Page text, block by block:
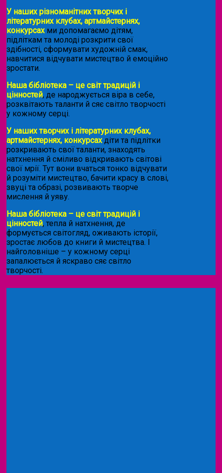
У наших різноманітних творчих і
літературних клубах, артмайстернях,
конкурсахми допомагаємо дітям,
підліткам та молоді розкрити свої
здібності, сформувати художній смак,
навчитися відчувати мистецтво й емоційно
зростати.
Наша бібліотека – це світ традицій і
цінностей, де народжується віра в себе,
розквітають таланти й сяє світло творчості
у кожному серці.
У наших творчих і літературних клубах,
артмайстернях, конкурсахдіти та підлітки
розкривають свої таланти, знаходять
натхнення й сміливо відкривають світові
свої мрії. Тут вони вчаться тонко відчувати
й розуміти мистецтво, бачити красу в слові,
звуці та образі, розвивають творче
мислення й уяву.
Наша бібліотека – це світ традицій і
цінностей, тепла й натхнення, де
формується світогляд, оживають історії,
зростає любов до книги й мистецтва. І
найголовніше – у кожному серці
запалюється й яскраво сяє світло
творчості.